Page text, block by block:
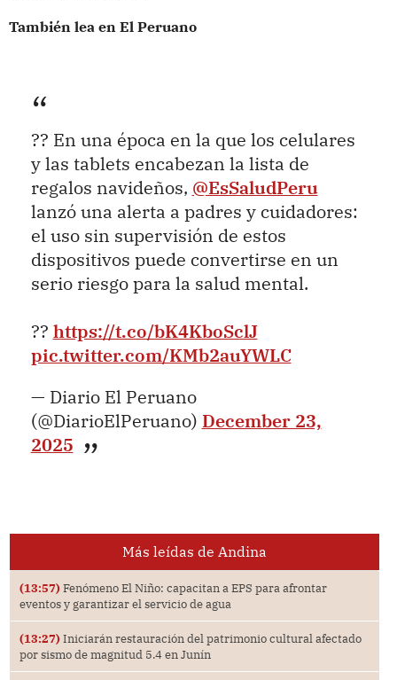
También lea en El Peruano
?? En una época en la que los celulares
y las tablets encabezan la lista de
regalos navideños, @EsSaludPeru
lanzó una alerta a padres y cuidadores:
el uso sin supervisión de estos
dispositivos puede convertirse en un
serio riesgo para la salud mental.
?? https://t.co/bK4KboSclJ
pic.twitter.com/KMb2auYWLC
— Diario El Peruano
(@DiarioElPeruano) December 23,
2025
Más leídas de Andina
(13:57) Fenómeno El Niño: capacitan a EPS para afrontar
eventos y garantizar el servicio de agua
(13:27) Iniciarán restauración del patrimonio cultural afectado
por sismo de magnitud 5.4 en Junín